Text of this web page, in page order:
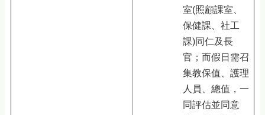
室(照顧課室、
保健課、社工
課)同仁及長
官；而假日需召
集教保值、護理
人員、總值，一
同評估並同意